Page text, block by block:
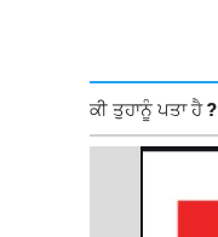
ਕੀ ਤੁਹਾਨੂੰ ਪਤਾ ਹੈ ?